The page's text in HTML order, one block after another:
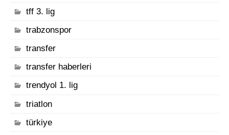
tff 3. lig
trabzonspor
transfer
transfer haberleri
trendyol 1. lig
triatlon
türkiye